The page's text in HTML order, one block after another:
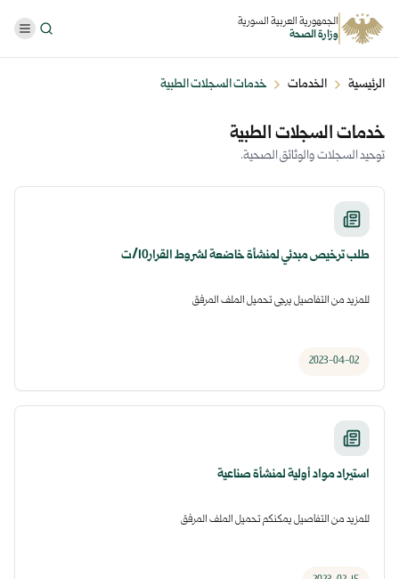
الجمهورية العربية السورية
وزارة الصحة
الرئيسية الخدمات خدمات السجلات الطبية
خدمات السجلات الطبية
توحيد السجلات والوثائق الصحية.
طلب ترخيص مبدئي لمنشأة خاضعة لشروط القرار10/ت
للمزيد من التفاصيل يرجى تحميل الملف المرفق
2023-04-02
استيراد مواد أولية لمنشأة صناعية
للمزيد من التفاصيل يمكنكم تحميل الملف المرفق